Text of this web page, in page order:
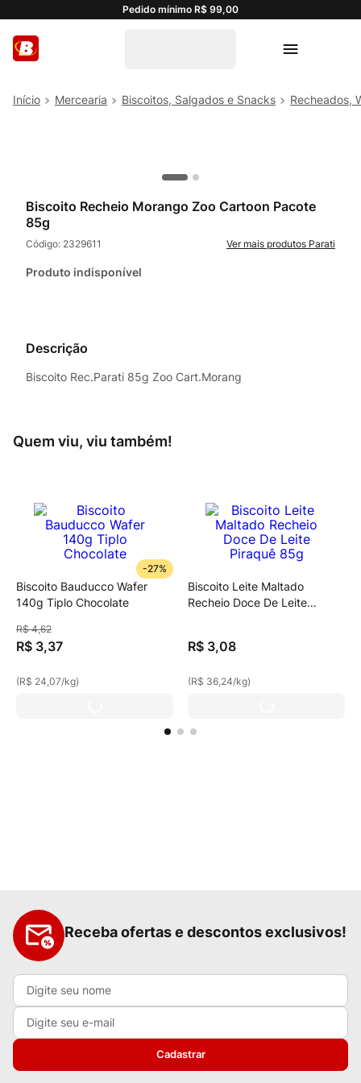
Pedido mínimo R$ 99,00
Mercearia Biscoitos, Salgados e Snacks Recheados,
Biscoito Recheio Morango Zoo Cartoon Pacote
85g
Código: 2329611 Parati
Produto indisponível
Descrição
Biscoito Rec.Parati 85g Zoo Cart.Morang
Quem viu, viu também!
-27%
Biscoito Bauducco Wafer
140g Tiplo Chocolate
R$ 4,62
R$ 3,37
(R$ 24,07/kg)
Biscoito Leite Maltado
Recheio Doce De Leite
R$ 3,08
(R$ 36,24/kg)
Receba ofertas e descontos exclusivos!
Cadastrar